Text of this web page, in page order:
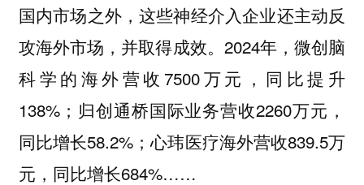
国内市场之外，这些神经介入企业还主动反
攻海外市场，并取得成效。2024年，微创脑
科学的海外营收7500万元，同比提升
138%；归创通桥国际业务营收2260万元，
同比增长58.2%；心玮医疗海外营收839.5万
元，同比增长684%……